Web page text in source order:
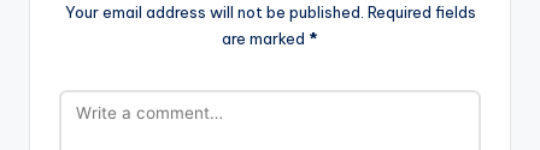
Your email address will not be published. Required fields
are marked *